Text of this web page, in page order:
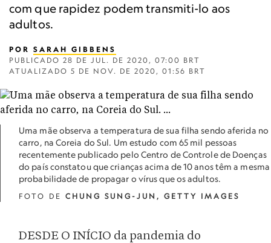
com que rapidez podem transmiti-lo aos
adultos.
POR SARAH GIBBENS
PUBLICADO 28 DE JUL. DE 2020, 07:00 BRT
ATUALIZADO 5 DE NOV. DE 2020, 01:56 BRT
Uma mãe observa a temperatura de sua filha sendo aferida no
carro, na Coreia do Sul. Um estudo com 65 mil pessoas
recentemente publicado pelo Centro de Controle de Doenças
do país constatou que crianças acima de 10 anos têm a mesma
probabilidade de propagar o vírus que os adultos.
FOTO DE CHUNG SUNG-JUN, GETTY IMAGES
DESDE O INÍCIO da pandemia do